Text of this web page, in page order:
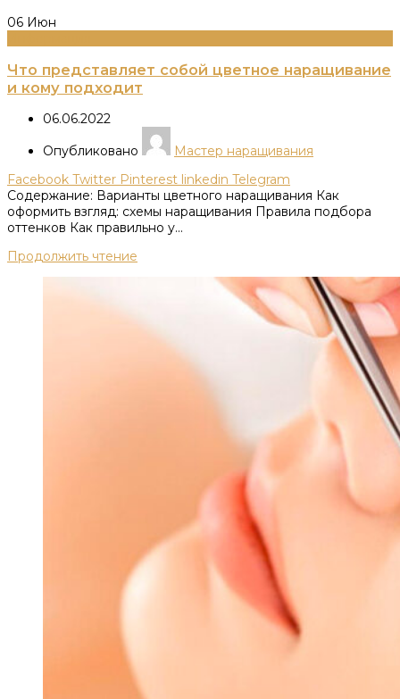
06 Июн
Что представляет собой цветное наращивание
и кому подходит
06.06.2022
Опубликовано
Мастер наращивания
Facebook Twitter Pinterest linkedin Telegram
Содержание: Варианты цветного наращивания Как
оформить взгляд: схемы наращивания Правила подбора
оттенков Как правильно у...
Продолжить чтение